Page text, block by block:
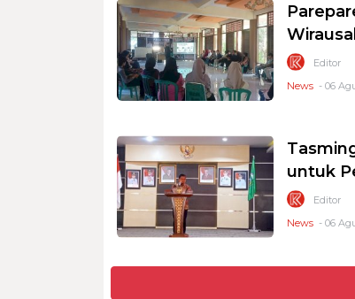
Editor
News - 06
untuk
Editor
News - 06